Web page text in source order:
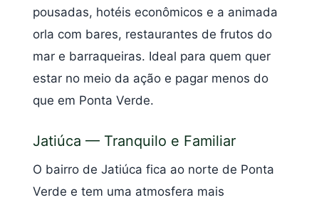
pousadas, hotéis econômicos e a animada
orla com bares, restaurantes de frutos do
mar e barraqueiras. Ideal para quem quer
estar no meio da ação e pagar menos do
que em Ponta Verde.
Jatiúca — Tranquilo e Familiar
O bairro de Jatiúca fica ao norte de Ponta
Verde e tem uma atmosfera mais